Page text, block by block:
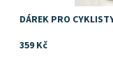
DÁREK PRO
359 Kč